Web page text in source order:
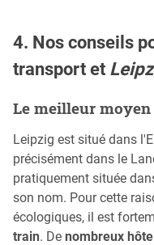
4. Nos conseils
transport et
Le meilleur
Leipzig est situé dans
précisément dans le
pratiquement située
son nom. Pour cette
écologiques, il est
train. De nombreux